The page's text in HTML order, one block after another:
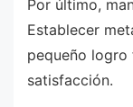
Por último,
Establecer
pequeño
satisfacción.